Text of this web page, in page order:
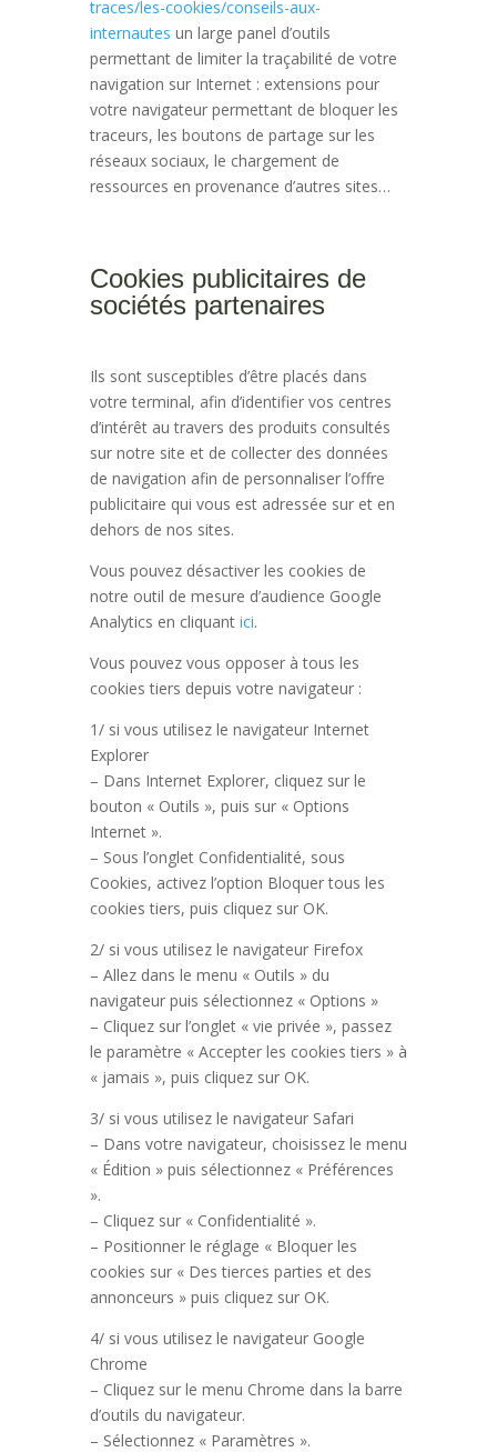
traces/les-cookies/conseils-aux-
internautes un large panel d’outils
permettant de limiter la traçabilité de votre
navigation sur Internet : extensions pour
votre navigateur permettant de bloquer les
traceurs, les boutons de partage sur les
réseaux sociaux, le chargement de
ressources en provenance d’autres sites…
Cookies publicitaires de
sociétés partenaires
Ils sont susceptibles d’être placés dans
votre terminal, afin d’identifier vos centres
d’intérêt au travers des produits consultés
sur notre site et de collecter des données
de navigation afin de personnaliser l’offre
publicitaire qui vous est adressée sur et en
dehors de nos sites.
Vous pouvez désactiver les cookies de
notre outil de mesure d’audience Google
Analytics en cliquant ici.
Vous pouvez vous opposer à tous les
cookies tiers depuis votre navigateur :
1/ si vous utilisez le navigateur Internet
Explorer
– Dans Internet Explorer, cliquez sur le
bouton « Outils », puis sur « Options
Internet ».
– Sous l’onglet Confidentialité, sous
Cookies, activez l’option Bloquer tous les
cookies tiers, puis cliquez sur OK.
2/ si vous utilisez le navigateur Firefox
– Allez dans le menu « Outils » du
navigateur puis sélectionnez « Options »
– Cliquez sur l’onglet « vie privée », passez
le paramètre « Accepter les cookies tiers » à
« jamais », puis cliquez sur OK.
3/ si vous utilisez le navigateur Safari
– Dans votre navigateur, choisissez le menu
« Édition » puis sélectionnez « Préférences
».
– Cliquez sur « Confidentialité ».
– Positionner le réglage « Bloquer les
cookies sur « Des tierces parties et des
annonceurs » puis cliquez sur OK.
4/ si vous utilisez le navigateur Google
Chrome
– Cliquez sur le menu Chrome dans la barre
d’outils du navigateur.
– Sélectionnez « Paramètres ».